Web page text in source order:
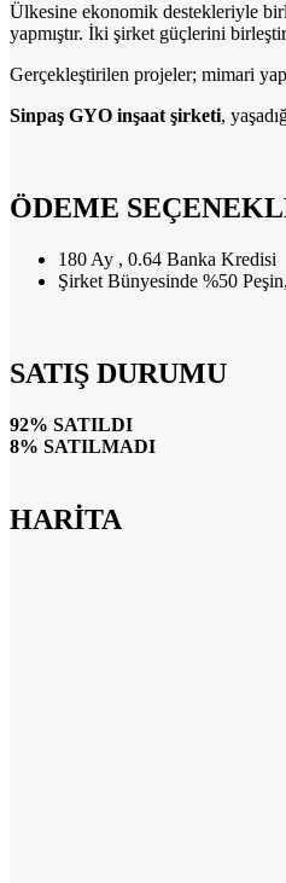
Ülkesine ekonomik destekleriyle
yapmıştır. İki şirket güçlerini
Gerçekleştirilen projeler; mimari
Sinpaş GYO inşaat şirketi,
ÖDEME
180 Ay , 0.64 Banka Kredisi
Şirket Bünyesinde %50
SATIŞ DURUMU
92% SATILDI
8% SATILMADI
HARİTA